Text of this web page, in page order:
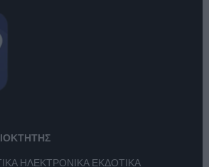
ΗΛΕΚΤΡΟΝΙΚΑ ΕΚΔΟΤΙΚΑ